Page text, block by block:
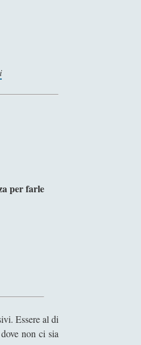
per farle
Essere al di
non ci sia